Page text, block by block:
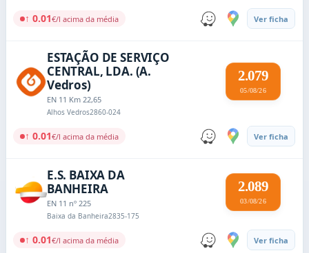
↑ 0.01€/l acima da média Ver ficha
ESTAÇÃO DE SERVIÇO
CENTRAL, LDA. (A.
Vedros)
EN 11 Km 22,65
Alhos Vedros2860-024
2.079
05/08/26
↑ 0.01€/l acima da média Ver ficha
E.S. BAIXA DA
BANHEIRA
EN 11 nº 225
Baixa da Banheira2835-175
2.089
03/08/26
↑ 0.01€/l acima da média Ver ficha